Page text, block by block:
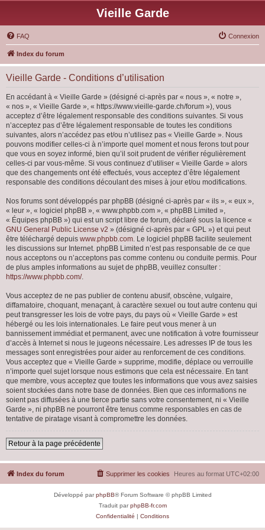
Vieille Garde
FAQ Connexion
Index du forum
Vieille Garde - Conditions d’utilisation
En accédant à « Vieille Garde » (désigné ci-après par « nous », « notre »,
« nos », « Vieille Garde », « https://www.vieille-garde.ch/forum »), vous
acceptez d’être légalement responsable des conditions suivantes. Si vous
n’acceptez pas d’être légalement responsable de toutes les conditions
suivantes, alors n’accédez pas et/ou n’utilisez pas « Vieille Garde ». Nous
pouvons modifier celles-ci à n’importe quel moment et nous ferons tout pour
que vous en soyez informé, bien qu’il soit prudent de vérifier régulièrement
celles-ci par vous-même. Si vous continuez d’utiliser « Vieille Garde » alors
que des changements ont été effectués, vous acceptez d’être légalement
responsable des conditions découlant des mises à jour et/ou modifications.
Nos forums sont développés par phpBB (désigné ci-après par « ils », « eux »,
« leur », « logiciel phpBB », « www.phpbb.com », « phpBB Limited »,
« Équipes phpBB ») qui est un script libre de forum, déclaré sous la licence «
GNU General Public License v2 » (désigné ci-après par « GPL ») et qui peut
être téléchargé depuis www.phpbb.com. Le logiciel phpBB facilite seulement
les discussions sur Internet. phpBB Limited n’est pas responsable de ce que
nous acceptons ou n’acceptons pas comme contenu ou conduite permis. Pour
de plus amples informations au sujet de phpBB, veuillez consulter :
https://www.phpbb.com/.
Vous acceptez de ne pas publier de contenu abusif, obscène, vulgaire,
diffamatoire, choquant, menaçant, à caractère sexuel ou tout autre contenu qui
peut transgresser les lois de votre pays, du pays où « Vieille Garde » est
hébergé ou les lois internationales. Le faire peut vous mener à un
bannissement immédiat et permanent, avec une notification à votre fournisseur
d’accès à Internet si nous le jugeons nécessaire. Les adresses IP de tous les
messages sont enregistrées pour aider au renforcement de ces conditions.
Vous acceptez que « Vieille Garde » supprime, modifie, déplace ou verrouille
n’importe quel sujet lorsque nous estimons que cela est nécessaire. En tant
que membre, vous acceptez que toutes les informations que vous avez saisies
soient stockées dans notre base de données. Bien que ces informations ne
soient pas diffusées à une tierce partie sans votre consentement, ni « Vieille
Garde », ni phpBB ne pourront être tenus comme responsables en cas de
tentative de piratage visant à compromettre les données.
Retour à la page précédente
Index du forum Heures au format UTC+02:00
Supprimer les cookies
Développé parphpBB® Forum Software © phpBB Limited
Traduit parphpBB-fr.com
Confidentialité | Conditions